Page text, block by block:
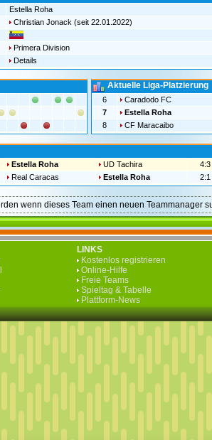
Estella Roha
Christian Jonack (seit 22.01.2022)
Primera Division
Details
Aktuelle Liga-Platzierung
6 Caradodo FC
7
Estella Roha
8
CF Maracaibo
Estella Roha UD Tachira 4:3
Real Caracas Estella Roha 2:1
wenn dieses Team einen neuen Teammanager
LINKS
Kostenlos registrieren
Online-Hilfe
Freie Teams
Spieltag & Tabelle
Plattform-News